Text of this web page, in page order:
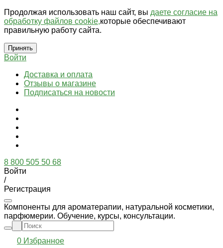
Продолжая использовать наш сайт, вы даете согласие на
обработку файлов cookie,которые обеспечивают
правильную работу сайта.
Принять
Войти
Доставка и оплата
Отзывы о магазине
Подписаться на новости
8 800 505 50 68
Войти
/
Регистрация
Компоненты для ароматерапии, натуральной косметики,
парфюмерии. Обучение, курсы, консультации.
0 Избранное